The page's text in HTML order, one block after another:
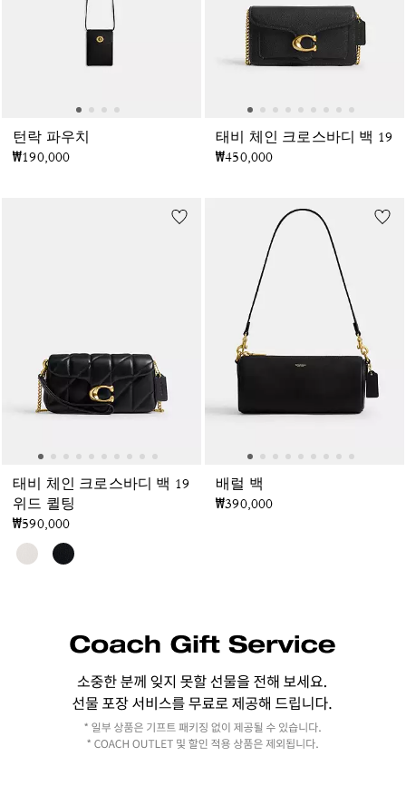
턴락 파우치
₩190,000
태비 체인 크로스바디 백 19
₩450,000
태비 체인 크로스바디 백 19
위드 퀼팅
₩590,000
배럴 백
₩390,000